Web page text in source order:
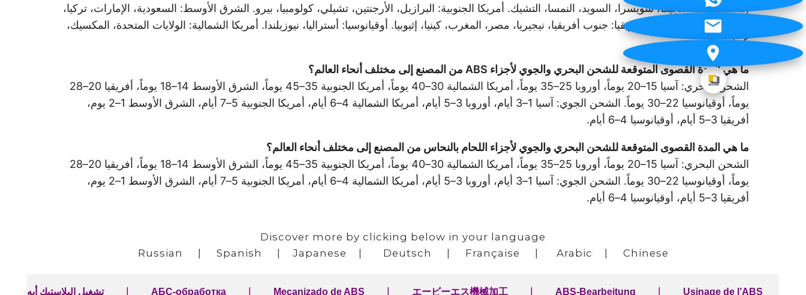
إسبانيا، بولندا، بلجيكا، سويسرا، السويد، النمسا، التشيك. أمريكا الجنوبية: البرازيل، الأرجنتين، تشيلي، كولومبيا، بيرو. الشرق الأوسط: السعودية، الإمارات، تركيا،
إسرائيل، قطر، الكويت. أفريقيا: جنوب أفريقيا، نيجيريا، مصر، المغرب، كينيا، إثيوبيا. أوقيانوسيا: أستراليا، نيوزيلندا. أمريكا الشمالية: الولايات المتحدة، المكسيك،
كندا.
ما هي المدة القصوى المتوقعة للشحن البحري والجوي لأجزاء ABS من المصنع إلى مختلف أنحاء العالم؟
الشحن البحري: آسيا 15–20 يوماً، أوروبا 25–35 يوماً، أمريكا الشمالية 30–40 يوماً، أمريكا الجنوبية 35–45 يوماً، الشرق الأوسط 14–18 يوماً، أفريقيا 20–28
يوماً، أوقيانوسيا 22–30 يوماً. الشحن الجوي: آسيا 1–3 أيام، أوروبا 3–5 أيام، أمريكا الشمالية 4–6 أيام، أمريكا الجنوبية 5–7 أيام، الشرق الأوسط 1–2 يوم،
أفريقيا 3–5 أيام، أوقيانوسيا 4–6 أيام.
ما هي المدة القصوى المتوقعة للشحن البحري والجوي لأجزاء اللحام بالنحاس من المصنع إلى مختلف أنحاء العالم؟
الشحن البحري: آسيا 15–20 يوماً، أوروبا 25–35 يوماً، أمريكا الشمالية 30–40 يوماً، أمريكا الجنوبية 35–45 يوماً، الشرق الأوسط 14–18 يوماً، أفريقيا 20–28
يوماً، أوقيانوسيا 22–30 يوماً. الشحن الجوي: آسيا 1–3 أيام، أوروبا 3–5 أيام، أمريكا الشمالية 4–6 أيام، أمريكا الجنوبية 5–7 أيام، الشرق الأوسط 1–2 يوم،
أفريقيا 3–5 أيام، أوقيانوسيا 4–6 أيام.
Discover more by clicking below in your language
Russian
Spanish Japanese Deutsch Française Arabic Chinese
АБС-обработка Mecanizado de ABS エービーエス機械加工 ABS-Bearbeitung Usinage de l’ABS تشغيل البلاستيك أيه